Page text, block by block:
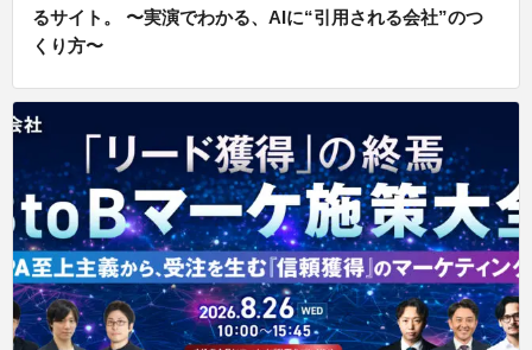
るサイト。 〜実演でわかる、AIに“引用される会社”のつ
くり方〜